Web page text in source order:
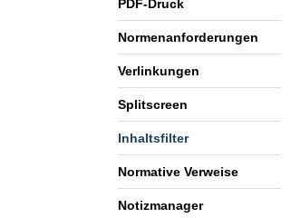
PDF-Druck
Normenanforderungen
Verlinkungen
Splitscreen
Inhaltsfilter
Normative Verweise
Notizmanager